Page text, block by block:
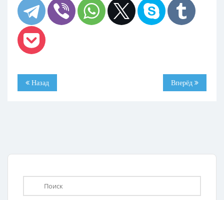
Назад Вперёд